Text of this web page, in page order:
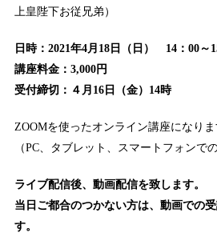
上皇陛下お従兄弟）
日時：2021年4月18日（日） 14：00～
講座料金：3,000円
受付締切：４月16日（金）14時
ZOOMを使ったオンライン講座になりま
（PC、タブレット、スマートフォンで
ライブ配信後、動画配信を致します。
当日ご都合のつかない方は、動画での
す。